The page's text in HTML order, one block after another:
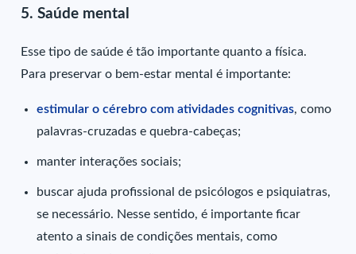
5. Saúde mental
Esse tipo de saúde é tão importante quanto a física.
Para preservar o bem-estar mental é importante:
estimular o cérebro com atividades cognitivas, como
palavras-cruzadas e quebra-cabeças;
manter interações sociais;
buscar ajuda profissional de psicólogos e psiquiatras,
se necessário. Nesse sentido, é importante ficar
atento a sinais de condições mentais, como